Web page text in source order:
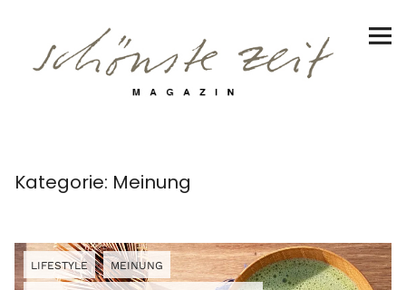
Reiseziele
Genuss
Architektur
Kategorie: Meinung
LIFESTYLE MEINUNG